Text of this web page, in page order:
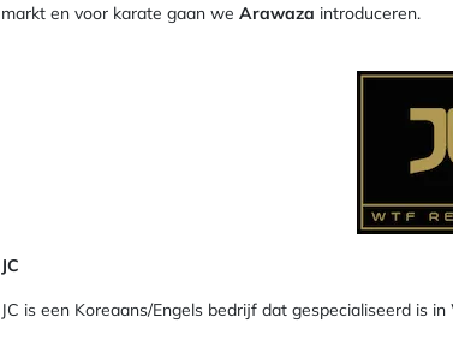
markt en voor karate gaan we Arawaza introduceren.
JC
JC is een Koreaans/Engels bedrijf dat gespecialiseerd is